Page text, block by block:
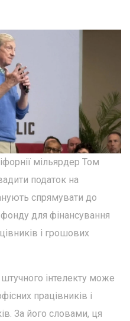
мільярдер Том
податок на
спрямувати до
для фінансування
і грошових
інтелекту може
працівників і
За його словами, ця